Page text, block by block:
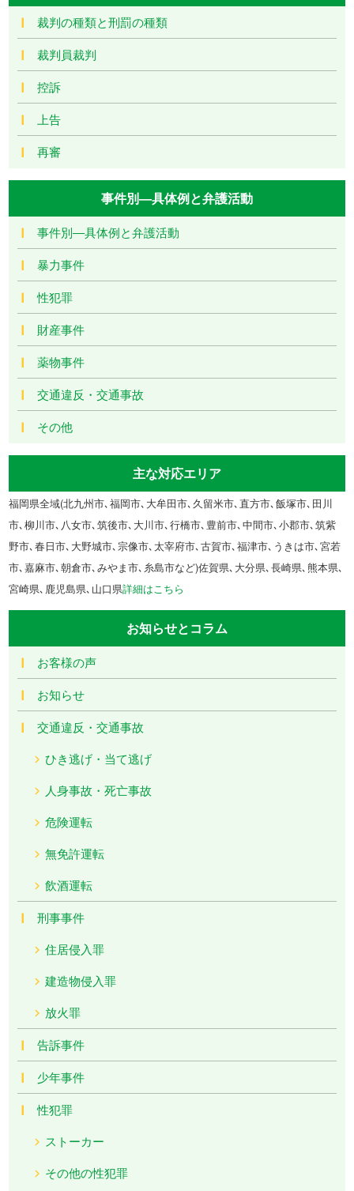
裁判の種類と刑罰の種類
裁判員裁判
控訴
上告
再審
事件別―具体例と弁護活動
事件別―具体例と弁護活動
暴力事件
性犯罪
財産事件
薬物事件
交通違反・交通事故
その他
主な対応エリア
福岡県全域(北九州市､福岡市､大牟田市､久留米市､直方市､飯塚市､田川
市､柳川市､八女市､筑後市､大川市､行橋市､豊前市､中間市､小郡市､筑紫
野市､春日市､大野城市､宗像市､太宰府市､古賀市､福津市､うきは市､宮若
市､嘉麻市､朝倉市､みやま市､糸島市など)佐賀県､大分県､長崎県､熊本県､
宮崎県､鹿児島県､山口県詳細はこちら
お知らせとコラム
お客様の声
お知らせ
交通違反・交通事故
ひき逃げ・当て逃げ
人身事故・死亡事故
危険運転
無免許運転
飲酒運転
刑事事件
住居侵入罪
建造物侵入罪
放火罪
告訴事件
少年事件
性犯罪
ストーカー
その他の性犯罪